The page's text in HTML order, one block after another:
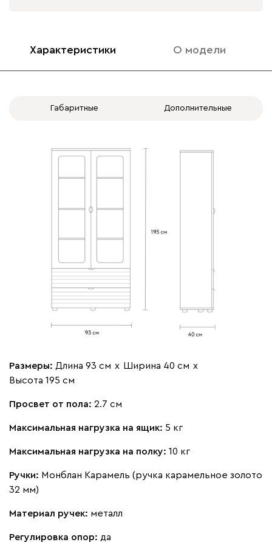
Характеристики О модели
Габаритные Дополнительные
Размеры: Длина 93 см х Ширина 40 см х
Высота 195 см
Просвет от пола: 2.7 см
Максимальная нагрузка на ящик: 5 кг
Максимальная нагрузка на полку: 10 кг
Ручки: Монблан Карамель (ручка карамельное золото
32 мм)
Материал ручек: металл
Регулировка опор: да